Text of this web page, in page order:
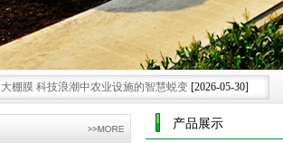
大棚膜 科技浪潮中农业设施的智慧蜕变 [2026-05-30]
环保大棚膜 引领农业走向绿色可持续新未来.
大棚膜 绿色革命下的农业可持续发展膜范[2026-07-15]
产品展示